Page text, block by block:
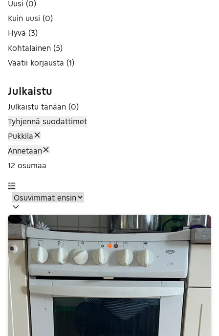
Uusi (0)
Kuin uusi (0)
Hyvä (3)
Kohtalainen (5)
Vaatii korjausta (1)
Julkaistu
Julkaistu tänään (0)
Avaa suodatin
Tyhjennä suodattimet
Näytä suodattimet
Pukkila Tyhjennä suodatin
Näytä suodattimet
Annetaan Tyhjennä suodatin
12 osumaa
12 tulos(ta)